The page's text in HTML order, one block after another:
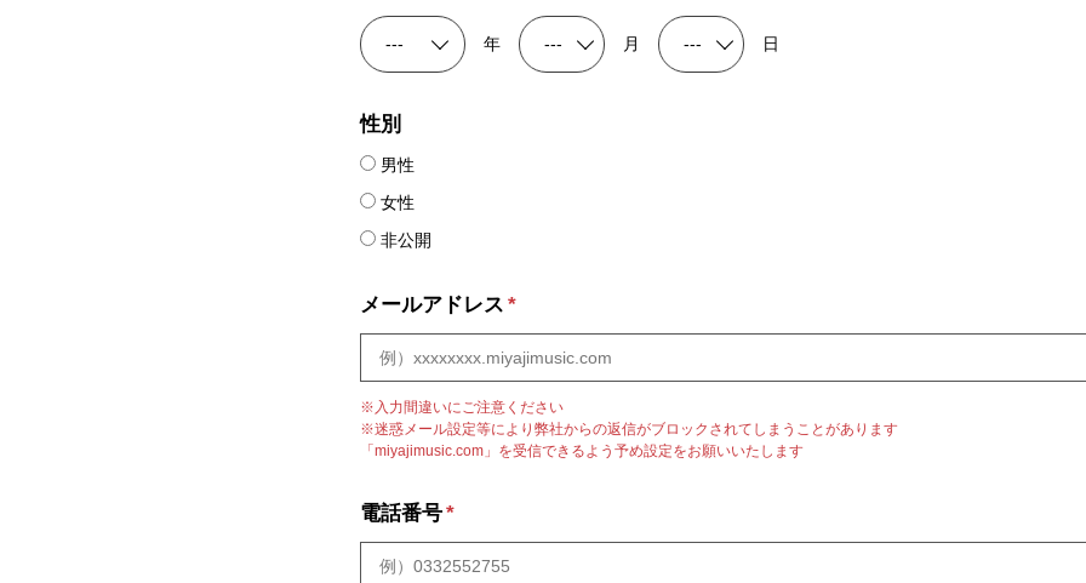
年 月 日
性別
男性
女性
非公開
メールアドレス *
※入力間違いにご注意ください
※迷惑メール設定等により弊社からの返信がブロックされてしまうことがあります
「miyajimusic.com」を受信できるよう予め設定をお願いいたします
電話番号*